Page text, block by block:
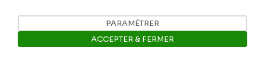
PARAMÉTRER
ACCEPTER & FERMER